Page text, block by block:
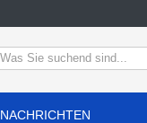
NACHRICHTEN